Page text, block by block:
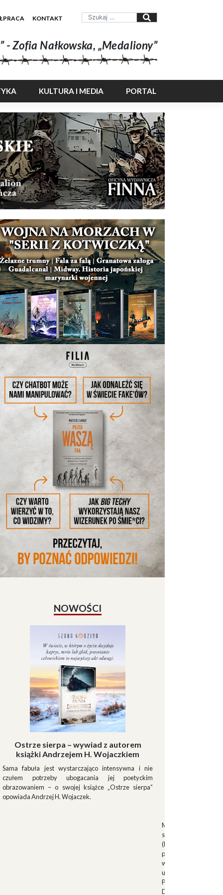
KONTAKT
Zofia Nałkowska, „Medaliony”
KULTURA I MEDIA PORTAL
NOWOŚCI
Ostrze sierpa – wywiad z autorem
książki Andrzejem H. Wojaczkiem
Sama fabuła jest wystarczająco intensywna i nie
czułem potrzeby ubogacania jej poetyckim
obrazowaniem – o swojej książce „Ostrze sierpa”
opowiada Andrzej H. Wojaczek.
Muszkieterowie
stanowili elitarną
(Milizia Volontaria
pełniącą rolę
w latach 1923-
uroczystościach
Palazzo Venezia w
Duce.